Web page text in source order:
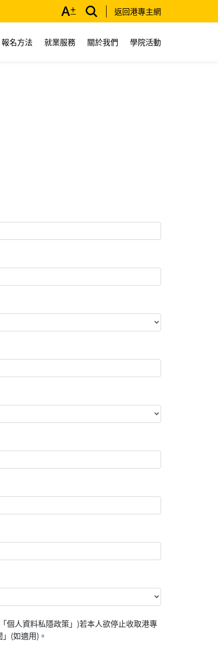
返回港專主網
報名方法 就業服務 關於我們 學院活動
個人資料私隱政策」)若本人欲停止收取港專
(如適用)。